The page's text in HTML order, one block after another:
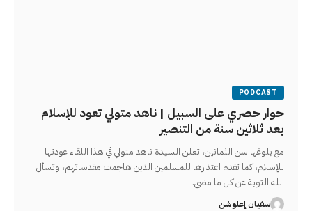
PODCAST
حوار حصري على السبيل | ناهد متولي تعود للإسلام
بعد ثلاثين سنة من التنصير
مع بلوغها سن الثمانين، تعلن السيدة ناهد متولي في هذا اللقاء عودتها
للإسلام، كما تقدم اعتذارها للمسلمين الذين هاجمت مقدساتهم، وتسأل
الله التوبة عن كل ما مضى.
سفيان إعلوشن